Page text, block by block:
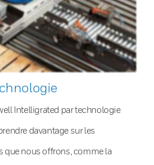
Intelligrated par technologie
davantage sur les
nous offrons, comme la